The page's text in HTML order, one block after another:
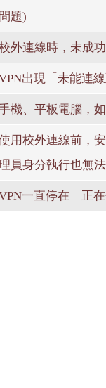
問題)
外連線時，未成
出現「未能連
機、平板電腦，
用校外連線前，
員身分執行也無
一直停在「正